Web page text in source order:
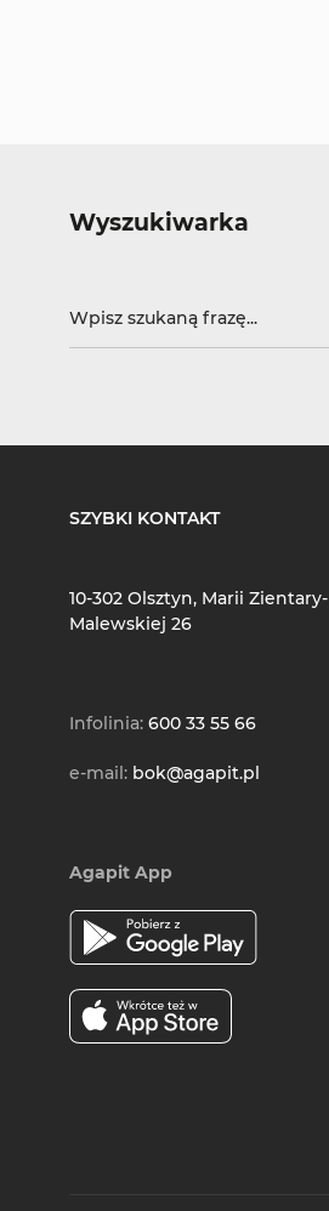
Wyszukiwarka
SZYBKI KONTAKT
10-302 Olsztyn, Marii Zientary-
Malewskiej 26
Infolinia: 600 33 55 66
e-mail: bok@agapit.pl
Agapit App